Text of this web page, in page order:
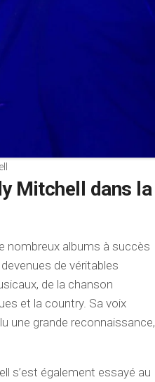
Mitchell dans la
nombreux albums à succès
de véritables
de la chanson
et la country. Sa voix
une grande reconnaissance,
s’est également essayé au